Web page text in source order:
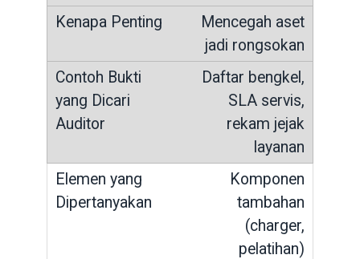
Mencegah aset
jadi rongsokan
Daftar bengkel,
SLA servis,
rekam jejak
layanan
Komponen
tambahan
(charger,
pelatihan)